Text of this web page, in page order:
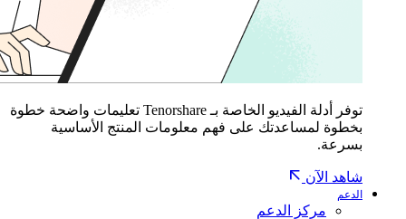
توفر أدلة الفيديو الخاصة بـ Tenorshare تعليمات واضحة خطوة
بخطوة لمساعدتك على فهم معلومات المنتج الأساسية
بسرعة.
شاهد الآن
الدعم
مركز الدعم